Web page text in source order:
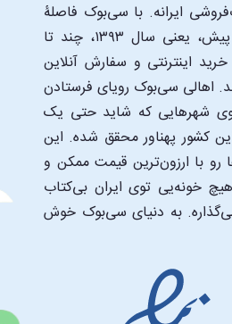
ایرانه. با سی‌بوک فاصلۀ
شما تا یک کتابفروشی بزرگ و پروپیمون تنها به اندازۀ یک کلیک شده. چند سال پیش، یعنی سال ۱۳۹۳، چند تا
اینترنتی و سفارش آنلاین
اهالی سی‌بوک رویای فرستادن
توی شهرهایی که شاید حتی یک
کشور پهناور محقق شده. این
رو با ارزون‌ترین قیمت ممکن و
خونه‌یی توی ایران بی‌کتاب
به دنیای سی‌بوک خوش